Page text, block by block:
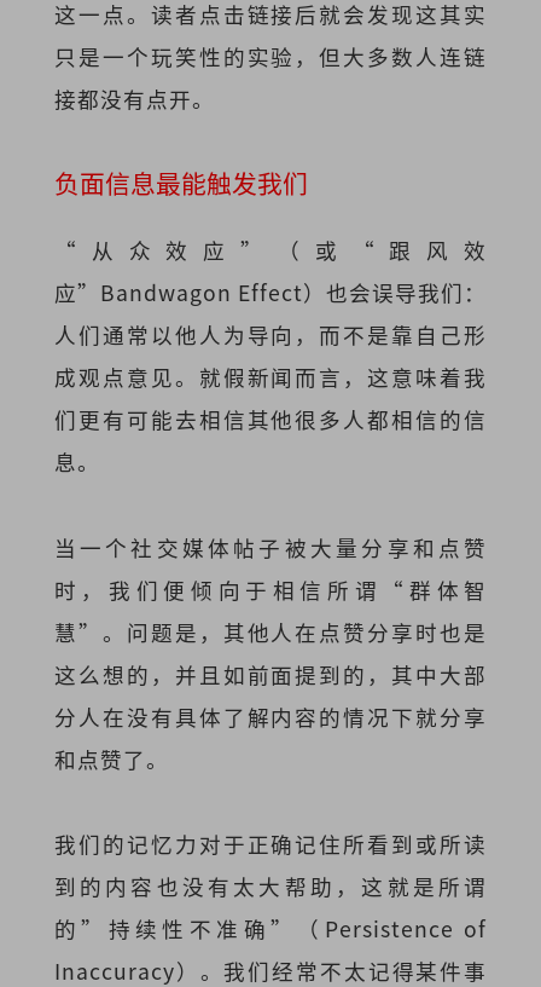
这一点。读者点击链接后就会发现这其实
只是一个玩笑性的实验，但大多数人连链
接都没有点开。
负面信息最能触发我们
“从众效应”（或“跟风效
应”Bandwagon Effect）也会误导我们：
人们通常以他人为导向，而不是靠自己形
成观点意见。就假新闻而言，这意味着我
们更有可能去相信其他很多人都相信的信
息。
当一个社交媒体帖子被大量分享和点赞
时，我们便倾向于相信所谓“群体智
慧”。问题是，其他人在点赞分享时也是
这么想的，并且如前面提到的，其中大部
分人在没有具体了解内容的情况下就分享
和点赞了。
我们的记忆力对于正确记住所看到或所读
到的内容也没有太大帮助，这就是所谓
的”持续性不准确”（Persistence of
Inaccuracy）。我们经常不太记得某件事